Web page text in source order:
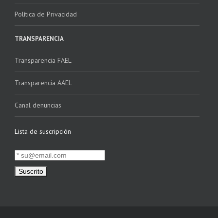
Política de Privacidad
TRANSPARENCIA
Transparencia FAEL
Transparencia AAEL
Canal denuncias
Lista de suscripción